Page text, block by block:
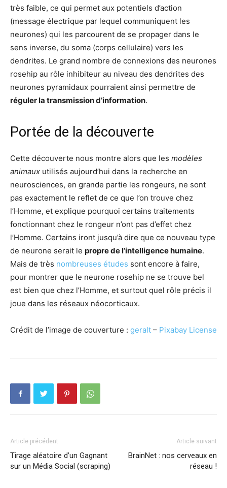
très faible, ce qui permet aux potentiels d’action
(message électrique par lequel communiquent les
neurones) qui les parcourent de se propager dans le
sens inverse, du soma (corps cellulaire) vers les
dendrites. Le grand nombre de connexions des neurones
rosehip au rôle inhibiteur au niveau des dendrites des
neurones pyramidaux pourraient ainsi permettre de
réguler la transmission d’information.
Portée de la découverte
Cette découverte nous montre alors que les modèles
animaux utilisés aujourd’hui dans la recherche en
neurosciences, en grande partie les rongeurs, ne sont
pas exactement le reflet de ce que l’on trouve chez
l’Homme, et explique pourquoi certains traitements
fonctionnant chez le rongeur n’ont pas d’effet chez
l’Homme. Certains iront jusqu’à dire que ce nouveau type
de neurone serait le propre de l’intelligence humaine.
Mais de très nombreuses études sont encore à faire,
pour montrer que le neurone rosehip ne se trouve bel
est bien que chez l’Homme, et surtout quel rôle précis il
joue dans les réseaux néocorticaux.
Crédit de l’image de couverture : geralt – Pixabay License
Article précédent
Tirage aléatoire d’un Gagnant
sur un Média Social (scraping)
Article suivant
BrainNet : nos cerveaux en
réseau !